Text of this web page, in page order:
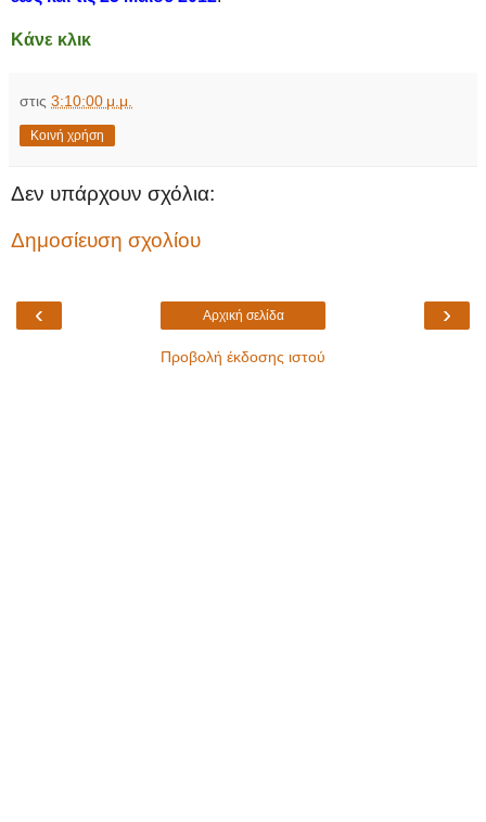
Κάνε κλικ
στις 3:10:00 μ.μ.
Κοινή χρήση
Δεν υπάρχουν σχόλια:
Δημοσίευση σχολίου
‹ ›
Αρχική σελίδα
Προβολή έκδοσης ιστού